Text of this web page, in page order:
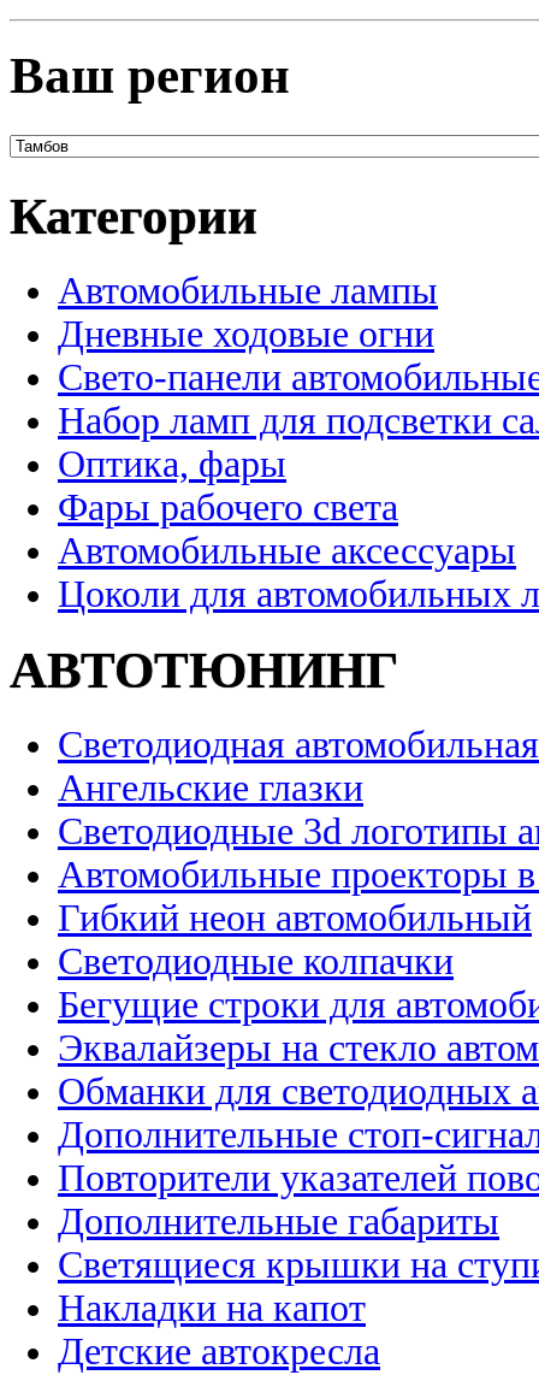
Ваш регион
Категории
Автомобильные лампы
Дневные ходовые огни
Свето-панели
Набор ламп для подсветки
Оптика, фары
Фары рабочего света
Автомобильные аксессуары
Цоколи для автомобильных
АВТОТЮНИНГ
Светодиодная
Ангельские глазки
Светодиодные 3d логотипы
Автомобильные проекторы
Гибкий неон автомобильный
Светодиодные колпачки
Бегущие строки для
Эквалайзеры на стекло
Обманки для светодиодных
Дополнительные стоп-
Повторители указателей
Дополнительные габариты
Светящиеся крышки на
Накладки на капот
Детские автокресла